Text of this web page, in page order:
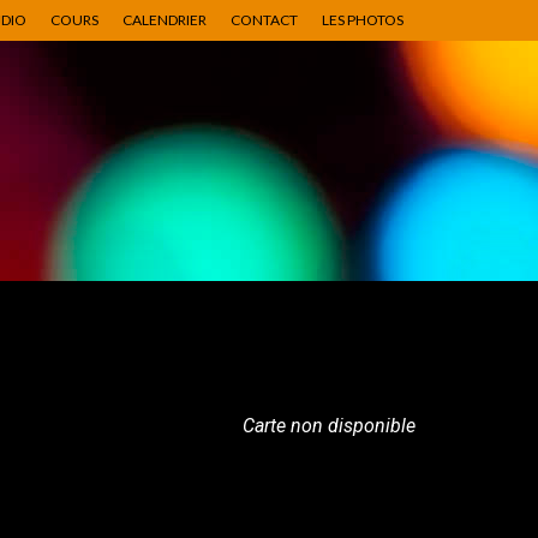
COURS CALENDRIER CONTACT LES PHOTOS
Carte non disponible